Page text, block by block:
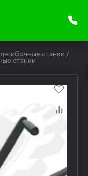
станки /
станки